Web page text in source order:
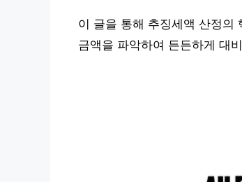
이 글을 통해 추징세액 산정의
금액을 파악하여 든든하게 대